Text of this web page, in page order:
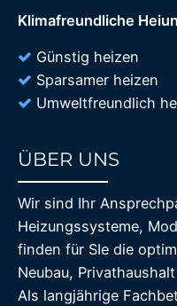
Klimafreundliche
Günstig heizen
Sparsamer heizen
Umweltfreundlich
ÜBER UNS
Wir sind Ihr
Heizungssysteme,
finden für SIe die
Neubau,
Als langjährige